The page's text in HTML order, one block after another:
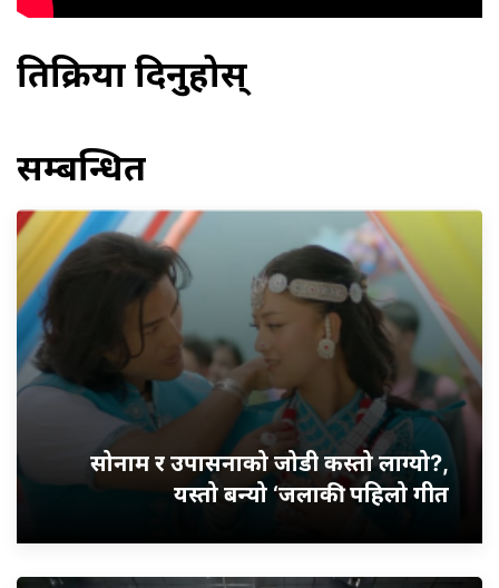
प्रतिक्रिया दिनुहोस्
सम्बन्धित
सोनाम र उपासनाको जोडी कस्तो लाग्यो?,
यस्तो बन्यो ‘जलाकी’ पहिलो गीत